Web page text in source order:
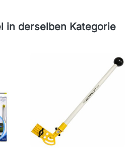
in derselben Kategorie